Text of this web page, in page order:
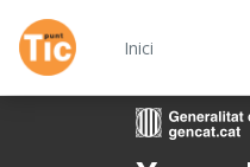
Inici